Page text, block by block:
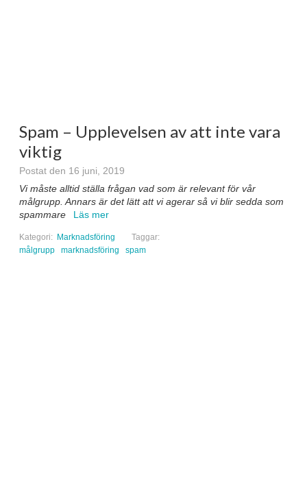
Spam – Upplevelsen av att inte vara
viktig
Postat den 16 juni, 2019
Vi måste alltid ställa frågan vad som är relevant för vår
målgrupp. Annars är det lätt att vi agerar så vi blir sedda som
spammare
Läs mer
Kategori: Marknadsföring
Taggar:
målgrupp
marknadsföring spam